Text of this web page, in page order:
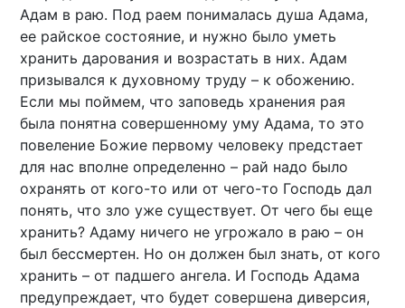
Адам в раю. Под раем понималась душа Адама,
ее райское состояние, и нужно было уметь
хранить дарования и возрастать в них. Адам
призывался к духовному труду – к обожению.
Если мы поймем, что заповедь хранения рая
была понятна совершенному уму Адама, то это
повеление Божие первому человеку предстает
для нас вполне определенно – рай надо было
охранять от кого-то или от чего-то Господь дал
понять, что зло уже существует. От чего бы еще
хранить? Адаму ничего не угрожало в раю – он
был бессмертен. Но он должен был знать, от кого
хранить – от падшего ангела. И Господь Адама
предупреждает, что будет совершена диверсия,